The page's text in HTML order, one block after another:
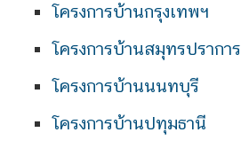
โครงการบ้านกรุงเทพฯ
โครงการบ้านสมุทรปราการ
โครงการบ้านนนทบุรี
โครงการบ้านปทุมธานี